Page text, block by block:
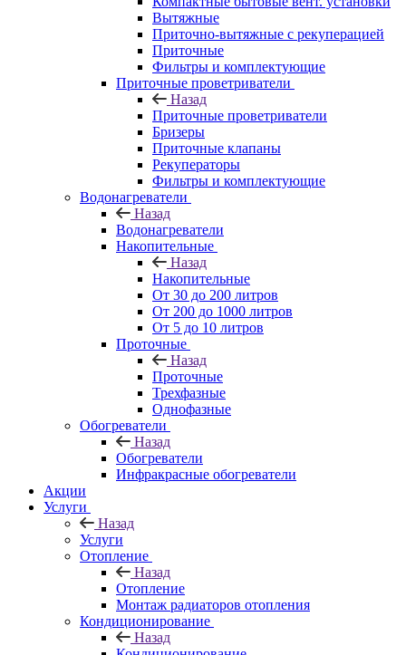
Вытяжные
Приточно-вытяжные с рекуперацией
Приточные
Фильтры и комплектующие
Приточные проветриватели
Назад
Приточные проветриватели
Бризеры
Приточные клапаны
Рекуператоры
Фильтры и комплектующие
Водонагреватели
Назад
Водонагреватели
Накопительные
Назад
Накопительные
От 30 до 200 литров
От 200 до 1000 литров
От 5 до 10 литров
Проточные
Назад
Проточные
Трехфазные
Однофазные
Обогреватели
Назад
Обогреватели
Инфракрасные обогреватели
Акции
Услуги
Назад
Услуги
Отопление
Назад
Отопление
Монтаж радиаторов отопления
Кондиционирование
Назад